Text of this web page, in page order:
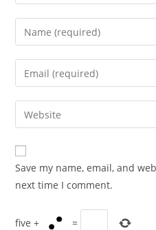
Enter
your
name
comment
Enter
your
email
address
comment
Enter
your
website
URL
(optional)
Save my name, email, and
next time I comment.
five + =